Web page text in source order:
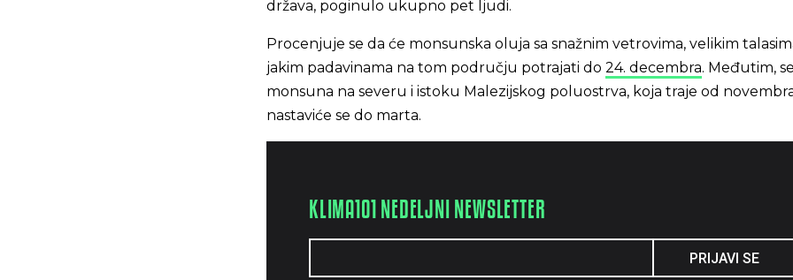
država, poginulo ukupno pet ljudi.
Procenjuje se da će monsunska oluja sa snažnim vetrovima, velikim
jakim padavinama na tom području potrajati do 24. decembra. Međutim,
monsuna na severu i istoku Malezijskog poluostrva, koja traje od
nastaviće se do marta.
KLIMA101 NEDELJNI NEWSLETTER
PRIJAVI SE